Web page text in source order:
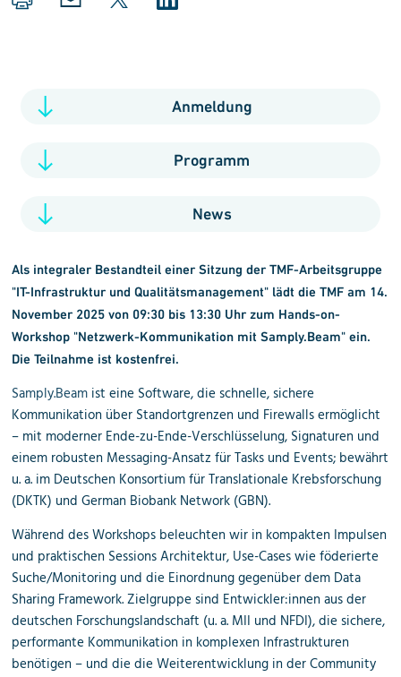
Anmeldung
Programm
News
Als integraler Bestandteil einer Sitzung der TMF-Arbeitsgruppe
"IT-Infrastruktur und Qualitätsmanagement" lädt die TMF am 14.
November 2025 von 09:30 bis 13:30 Uhr zum Hands-on-
Workshop "Netzwerk-Kommunikation mit Samply.Beam" ein.
Die Teilnahme ist kostenfrei.
Samply.Beam ist eine Software, die schnelle, sichere
Kommunikation über Standortgrenzen und Firewalls ermöglicht
– mit moderner Ende-zu-Ende-Verschlüsselung, Signaturen und
einem robusten Messaging-Ansatz für Tasks und Events; bewährt
u. a. im Deutschen Konsortium für Translationale Krebsforschung
(DKTK) undGerman Biobank Network (GBN).
Während des Workshops beleuchten wir in kompakten Impulsen
und praktischen Sessions Architektur, Use-Cases wie föderierte
Suche/Monitoring und die Einordnung gegenüber dem Data
Sharing Framework. Zielgruppe sind Entwickler:innen aus der
deutschen Forschungslandschaft (u. a. MII und NFDI), die sichere,
performante Kommunikation in komplexen Infrastrukturen
benötigen – und die die Weiterentwicklung in der Community